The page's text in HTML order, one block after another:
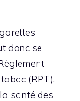
donc se
(RPT).
santé des